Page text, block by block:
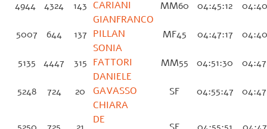
4944 4324 143 CARIANI
GIANFRANCO
MM60 04:45:12
5007 644 137 PILLAN
SONIA
MF45 04:47:17
5135 4447 315 FATTORI
DANIELE
MM55 04:51:30
5248 724 20
GAVASSO
CHIARA
SF 04:55:47
DE